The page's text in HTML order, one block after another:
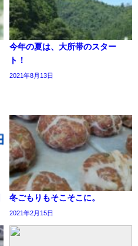
今年の夏は、大所帯のスター
ト！
2021年8月13日
冬ごもりもそこそこに。
2021年2月15日